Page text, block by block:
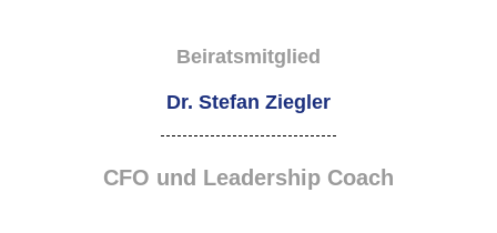
Beiratsmitglied
Dr. Stefan Ziegler
CFO und Leadership Coach